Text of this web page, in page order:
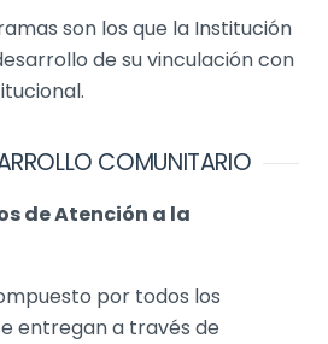
son los que la Institución
de su vinculación con
COMUNITARIO
de Atención a la
por todos los
entregan a través de